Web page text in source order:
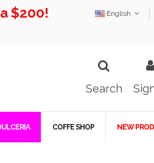
$200! English
Search
COFFE SHOP NEW